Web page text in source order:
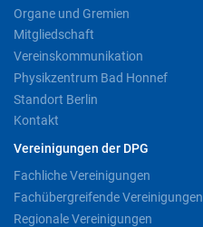
Organe und Gremien
Mitgliedschaft
Vereinskommunikation
Physikzentrum Bad Honnef
Standort Berlin
Kontakt
Vereinigungen der DPG
Fachliche Vereinigungen
Fachübergreifende Vereinigungen
Regionale Vereinigungen